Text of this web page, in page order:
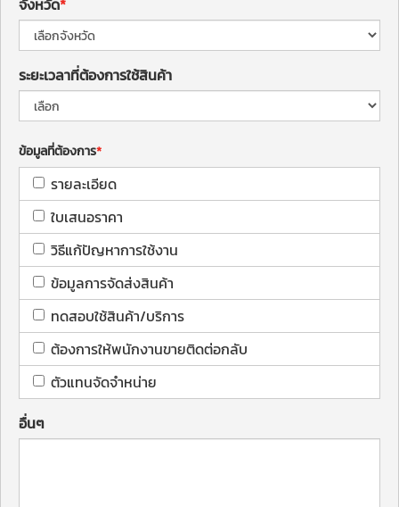
จังหวัด
ระยะเวลาที่ต้องการใช้สินค้า
ข้อมูลที่ต้องการ
รายละเอียด
ใบเสนอราคา
วิธีแก้ปัญหาการใช้งาน
ข้อมูลการจัดส่งสินค้า
ทดสอบใช้สินค้า/บริการ
ต้องการให้พนักงานขายติดต่อกลับ
ตัวแทนจัดจำหน่าย
อื่นๆ